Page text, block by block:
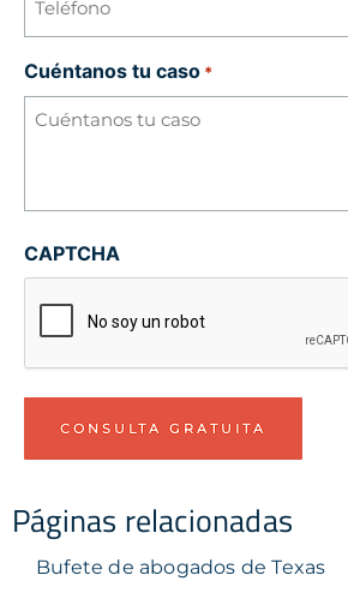
Cuéntanos tu caso *
CAPTCHA
Páginas relacionadas
Bufete de abogados de Texas